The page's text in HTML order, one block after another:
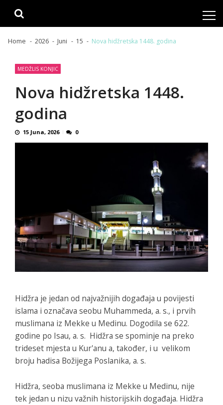
Home 2026 Juni 15 Nova hidžretska 1448. godina
MEDŽLIS KONJIC
Nova hidžretska 1448.
godina
15 Juna, 2026 0
Hidžra je jedan od najvažnijih događaja u povijesti
islama i označava seobu Muhammeda, a. s., i prvih
muslimana iz Mekke u Medinu. Dogodila se 622.
godine po Isau, a. s. Hidžra se spominje na preko
trideset mjesta u Kur'anu a, također, i u velikom
broju hadisa Božijega Poslanika, a. s.
Hidžra, seoba muslimana iz Mekke u Medinu, nije
tek jedan u nizu važnih historijskih događaja. Hidžra